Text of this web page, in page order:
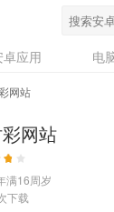
卓应用 电
专题
网站
网站
满16周岁
下载